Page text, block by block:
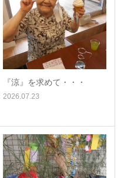
『涼』を求めて・・・
2026.07.23